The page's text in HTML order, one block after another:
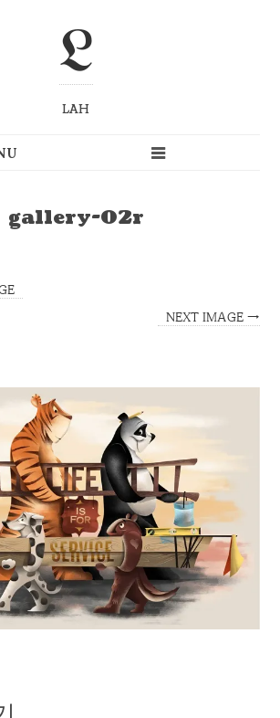
L
LAH
gallery-02r
NEXT IMAGE →